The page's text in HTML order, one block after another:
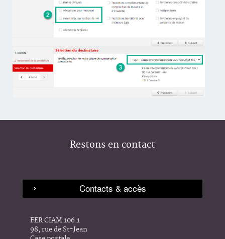
Restons en contact
FER CIAM 106.1
98, rue de St-Jean